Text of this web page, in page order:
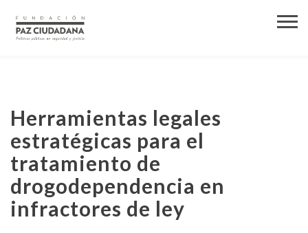
Herramientas legales
estratégicas para el
tratamiento de
drogodependencia en
infractores de ley